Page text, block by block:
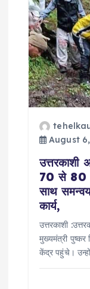
g
a
t
August
70 से 80
साथ
कार्य,
उत्तरकाशी
मुख्यमंत्री पुष्कर
केंद्र पहुंचे।